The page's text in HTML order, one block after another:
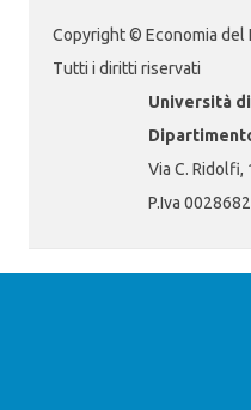
Copyright © Economia del
Tutti i diritti riservati
Università di
Via C. Ridolfi,
P.Iva